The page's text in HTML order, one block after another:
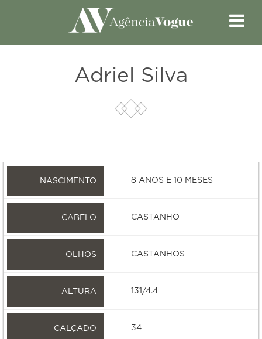
Adriel Silva
8 ANOS E 10 MESES
CASTANHO
CASTANHOS
131/4.4
34